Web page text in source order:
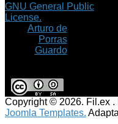
GNU General Public
License.
Arturo de
Porras
Guardo
Copyright © 2026. Fil.ex
Joomla Templates.